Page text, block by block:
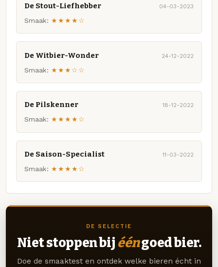
De Stout-Liefhebber 04-03-2023
Smaak: ★★★★☆
De Witbier-Wonder 24-12-2022
Smaak: ★★★☆☆
De Pilskenner 18-12-2022
Smaak: ★★★★☆
De Saison-Specialist 11-03-2022
Smaak: ★★★★☆
DE SELECTIE
Niet stoppen bij ééngoed bier.
Doe de smaaktest en ontdek welke bieren écht in